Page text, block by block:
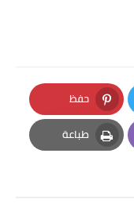
حفظ
Pinterest
طباعة
Print